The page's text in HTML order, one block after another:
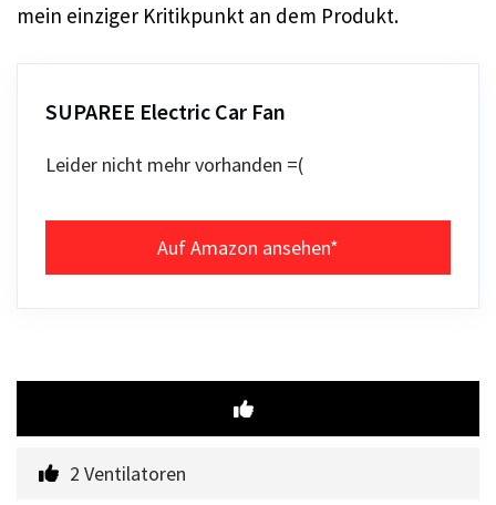
mein einziger Kritikpunkt an dem Produkt.
SUPAREE Electric Car Fan
Leider nicht mehr vorhanden =(
Auf Amazon ansehen*
2 Ventilatoren